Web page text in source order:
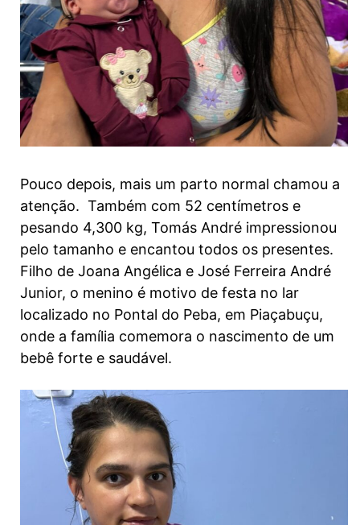
Pouco depois, mais um parto normal chamou a
atenção. Também com 52 centímetros e
pesando 4,300 kg, Tomás André impressionou
pelo tamanho e encantou todos os presentes.
Filho de Joana Angélica e José Ferreira André
Junior, o menino é motivo de festa no lar
localizado no Pontal do Peba, em Piaçabuçu,
onde a família comemora o nascimento de um
bebê forte e saudável.